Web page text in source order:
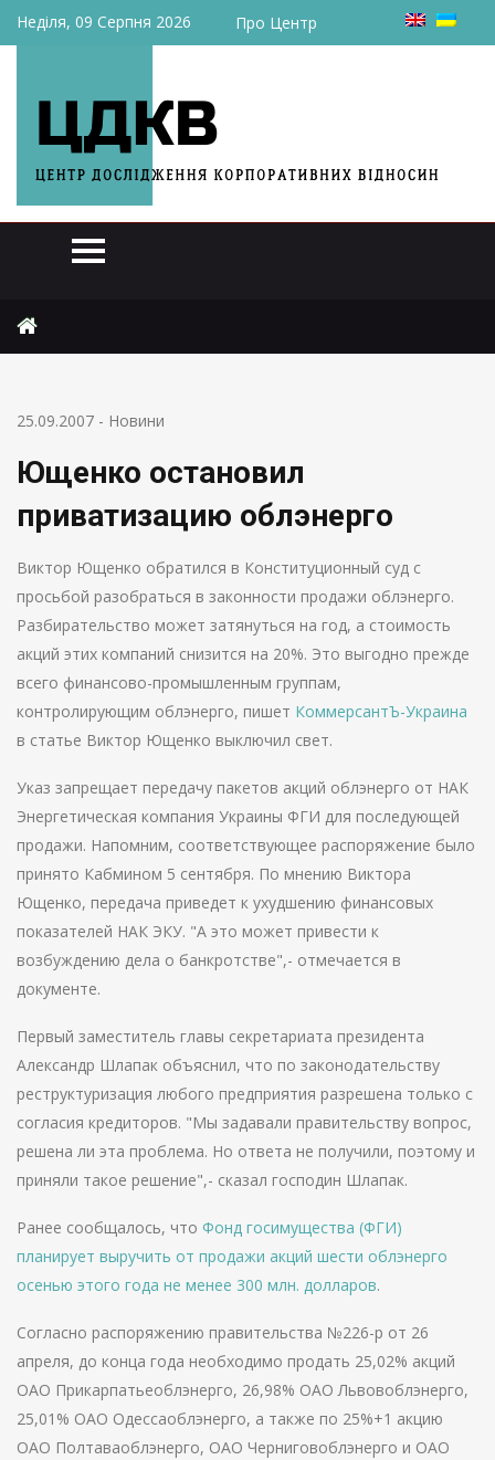
Неділя, 09 Серпня 2026 Про Центр
Ющенко остановил приватизацию облэнерго
25.09.2007 - Новини
Ющенко остановил
приватизацию облэнерго
Виктор Ющенко обратился в Конституционный суд с
просьбой разобраться в законности продажи облэнерго.
Разбирательство может затянуться на год, а стоимость
акций этих компаний снизится на 20%. Это выгодно прежде
всего финансово-промышленным группам,
контролирующим облэнерго, пишет КоммерсантЪ-Украина
в статье Виктор Ющенко выключил свет.
Указ запрещает передачу пакетов акций облэнерго от НАК
Энергетическая компания Украины ФГИ для последующей
продажи. Напомним, соответствующее распоряжение было
принято Кабмином 5 сентября. По мнению Виктора
Ющенко, передача приведет к ухудшению финансовых
показателей НАК ЭКУ. "А это может привести к
возбуждению дела о банкротстве",- отмечается в
документе.
Первый заместитель главы секретариата президента
Александр Шлапак объяснил, что по законодательству
реструктуризация любого предприятия разрешена только с
согласия кредиторов. "Мы задавали правительству вопрос,
решена ли эта проблема. Но ответа не получили, поэтому и
приняли такое решение",- сказал господин Шлапак.
Ранее сообщалось, что Фонд госимущества (ФГИ)
планирует выручить от продажи акций шести облэнерго
осенью этого года не менее 300 млн. долларов.
Согласно распоряжению правительства №226-р от 26
апреля, до конца года необходимо продать 25,02% акций
ОАО Прикарпатьеоблэнерго, 26,98% ОАО Львовоблэнерго,
25,01% ОАО Одессаоблэнерго, а также по 25%+1 акцию
ОАО Полтаваоблэнерго, ОАО Черниговоблэнерго и ОАО